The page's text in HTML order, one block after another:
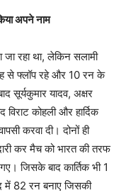
अपने नाम
जा रहा था, लेकिन सलामी
से फ्लॉप रहे और 10 रन के
सूर्यकुमार यादव, अक्षर
कोहली और हार्दिक
करवा दी। दोनों ही
कर मैच को भारत की तरफ
जिसके बाद कार्तिक भी 1
में 82 रन बनाए जिसकी